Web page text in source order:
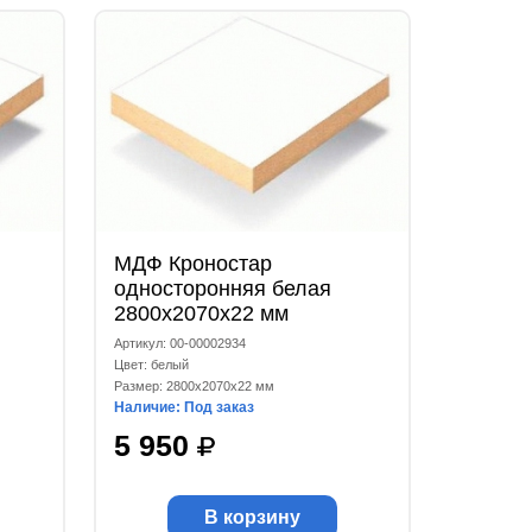
МДФ Кроностар
односторонняя белая
2800х2070х22 мм
Артикул: 00-00002934
Цвет: белый
Размер: 2800x2070x22 мм
Наличие: Под заказ
5 950
В корзину